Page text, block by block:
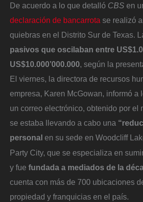
De acuerdo a lo que detalló CBS en
declaración de bancarrota se realizó
quiebras en el Distrito Sur de Texas.
pasivos que oscilaban entre
US$10.000’000.000, según la
El viernes, la directora de recursos
empresa, Karen McGowan, informó a
un correo electrónico, obtenido por el
se estaba llevando a cabo una
personal en su sede en Woodcliff
Party City, que se especializa en
y fue fundada a mediados de la
cuenta con más de 700 ubicaciones
propiedad y franquicias en el país.